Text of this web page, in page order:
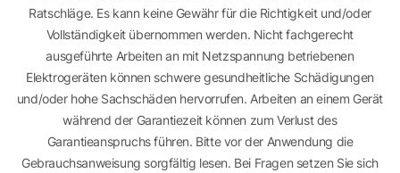
Ratschläge. Es kann keine Gewähr für die Richtigkeit und/oder
Vollständigkeit übernommen werden. Nicht fachgerecht
ausgeführte Arbeiten an mit Netzspannung betriebenen
Elektrogeräten können schwere gesundheitliche Schädigungen
und/oder hohe Sachschäden hervorrufen. Arbeiten an einem Gerät
während der Garantiezeit können zum Verlust des
Garantieanspruchs führen. Bitte vor der Anwendung die
Gebrauchsanweisung sorgfältig lesen. Bei Fragen setzen Sie sich